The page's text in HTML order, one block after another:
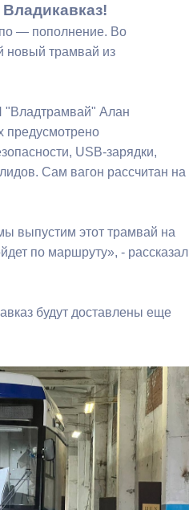
— пополнение. Во
новый трамвай из
"Владтрамвай" Алан
предусмотрено
USB-зарядки,
Сам вагон рассчитан на
выпустим этот трамвай на
по маршруту», - рассказал
будут доставлены еще